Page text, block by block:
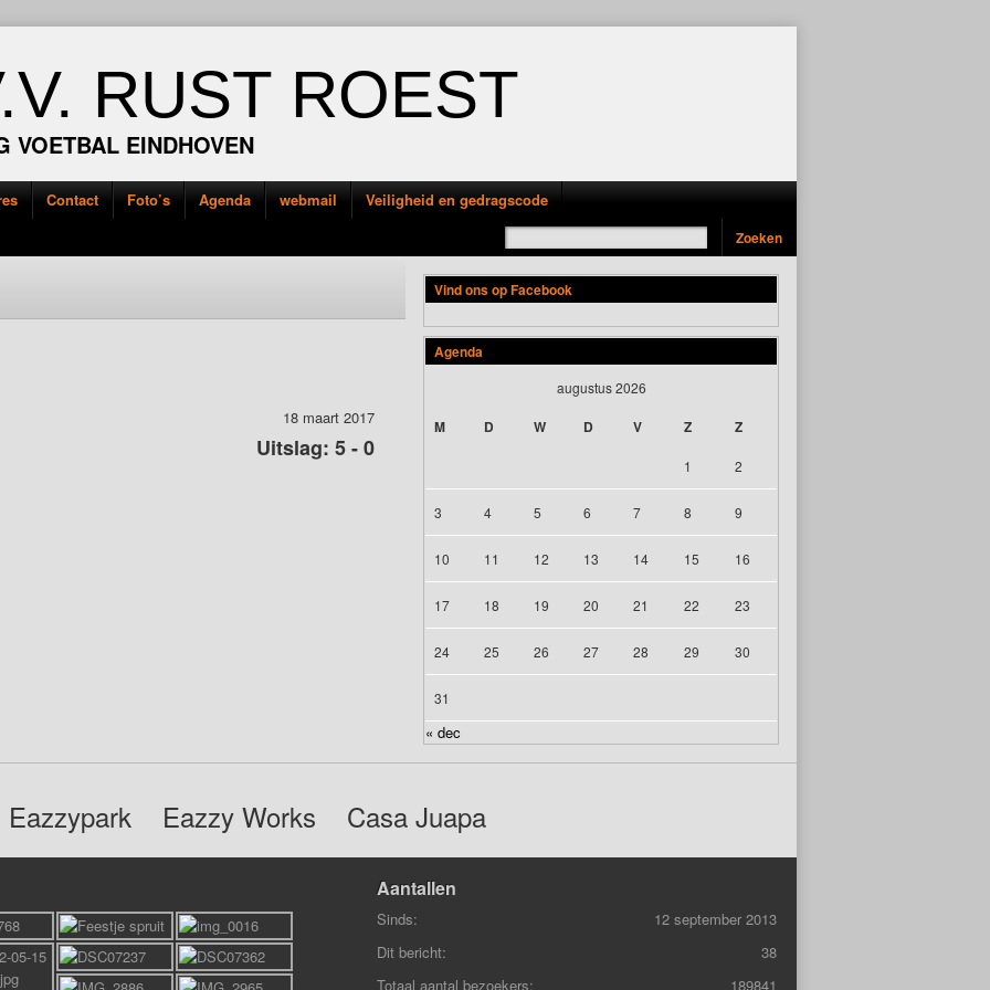
RUST ROEST
VOETBAL EINDHOVEN
Contact Foto’s Agenda webmail Veiligheid en gedragscode
18 maart 2017
Uitslag: 5 - 0
Vind ons op Facebook
Agenda
augustus 2026
M D W D V Z Z
1 2
3 4 5 6 7 8 9
10 11 12 13 14 15 16
17 18 19 20 21 22 23
24 25 26 27 28 29 30
31
« dec
Eazzypark Eazzy Works Casa Juapa
Aantallen
12 september 2013
Sinds:
38
Dit bericht:
189841
Totaal aantal bezoekers: